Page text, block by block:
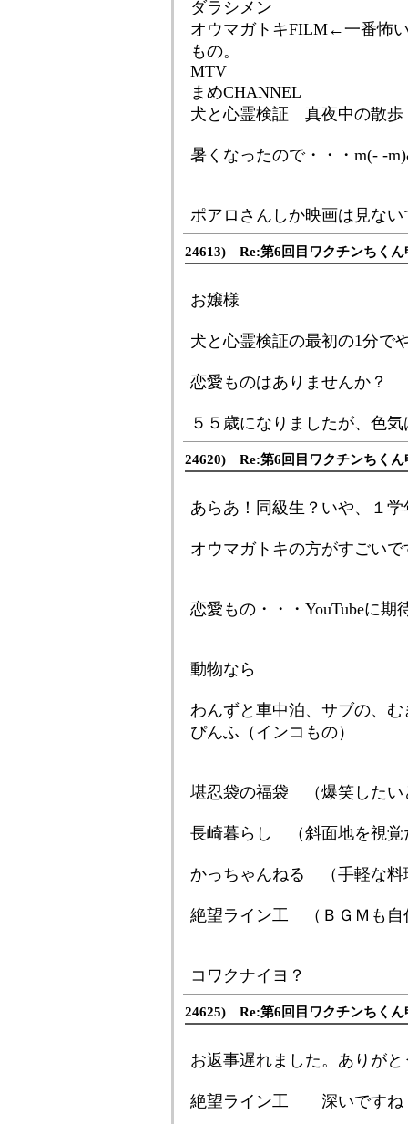
ダラシメン
オウマガトキFILM←一番怖
もの。
MTV
まめCHANNEL
犬と心霊検証 真夜中の散歩
暑くなったので・・・m(- -
ポアロさんしか映画は見ない
24613) Re:第6回目ワクチンちくん
お嬢様
犬と心霊検証の最初の1分で
恋愛ものはありませんか？
５５歳になりましたが、色
24620) Re:第6回目ワクチンちくん
あらあ！同級生？いや、１
オウマガトキの方がすごいで
恋愛もの・・・YouTubeに期
動物なら
わんずと車中泊、サブの、
ぴんふ（インコもの）
堪忍袋の福袋 （爆笑したい
長崎暮らし （斜面地を視覚
かっちゃんねる （手軽な料
絶望ライン工 （ＢＧＭも自
コワクナイヨ？
24625) Re:第6回目ワクチンちくん
お返事遅れました。ありが
絶望ライン工 深いですね